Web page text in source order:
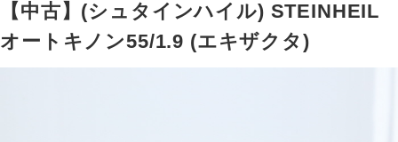
【中古】(シュタインハイル) STEINHEIL
オートキノン55/1.9 (エキザクタ)